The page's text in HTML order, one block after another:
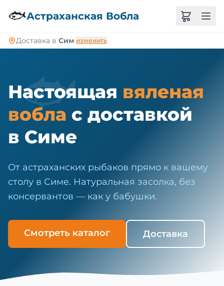
🐟Астраханская Вобла
Доставка в Сим изменить
🐟
Настоящая вяленая
вобла с доставкой
в Симе
От астраханских рыбаков прямо к вашему
столу в Симе. Натуральная засолка, без
консервантов — как у бабушки.
Смотреть каталог Доставка